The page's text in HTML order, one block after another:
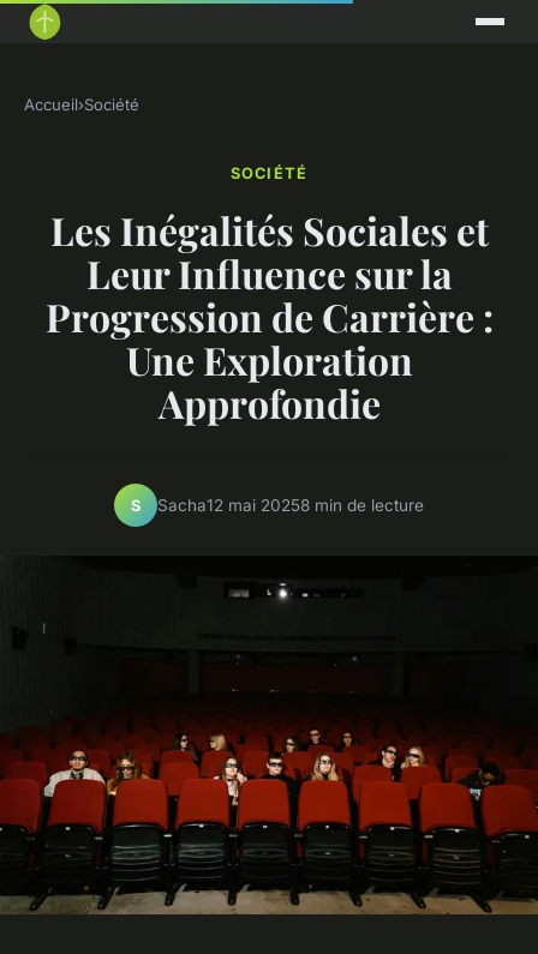
Accueil›Société
SOCIÉTÉ
Les Inégalités Sociales et
Leur Influence sur la
Progression de Carrière :
Une Exploration
Approfondie
S Sacha12 mai 20258 min de lecture